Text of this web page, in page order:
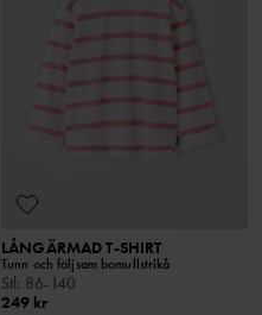
LÅNGÄRMAD T-SHIRT
Tunn och följsam bomullstrikå
Stl: 86-140
249 kr